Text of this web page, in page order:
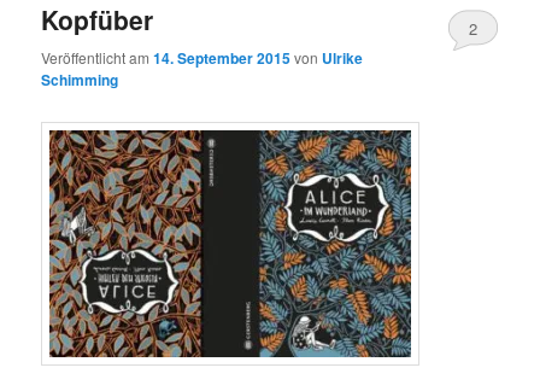
Kopfüber
Veröffentlicht am14. September 2015von Ulrike
Schimming
2